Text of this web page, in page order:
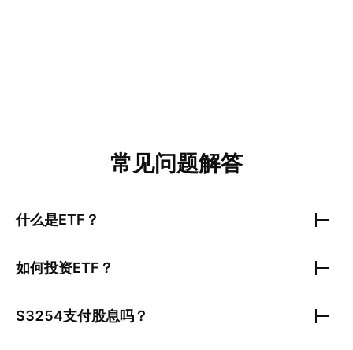
常见问题解答
什么是ETF？
如何投资ETF？
S3254支付股息吗？